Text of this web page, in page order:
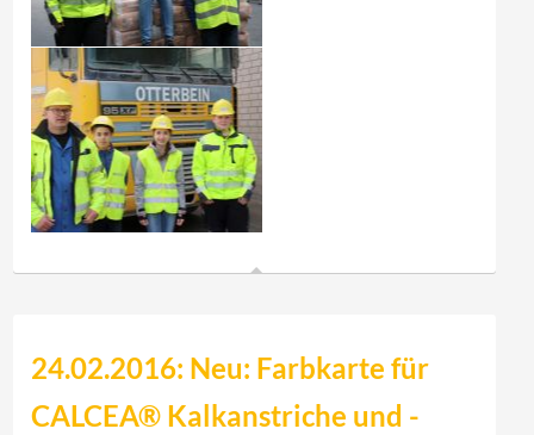
24.02.2016: Neu: Farbkarte für
CALCEA® Kalkanstriche und -